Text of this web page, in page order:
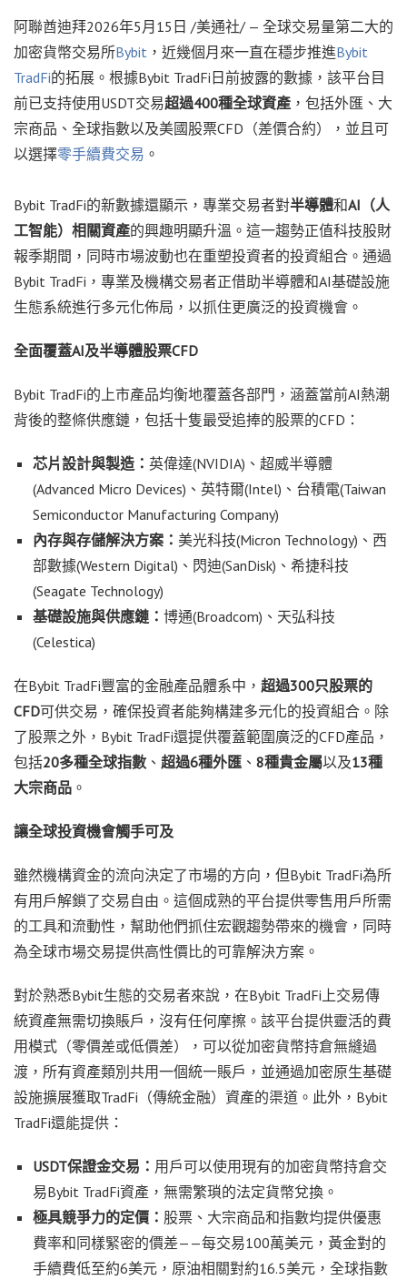
阿聯酋迪拜2026年5月15日 /美通社/ — 全球交易量第二大的
加密貨幣交易所Bybit ，近幾個月來一直在穩步推進Bybit
TradFi的拓展。 根據Bybit TradFi日前披露的數據，該平台目
前已支持使用USDT交易超過400種全球資產 ，包括外匯、大
宗商品、全球指數以及美國股票CFD （差價合約），並且可
以選擇零手續費交易 。
Bybit TradFi的新數據還顯示，專業交易者對半導體和AI（人
工智能）相關資產的興趣明顯升溫。這一趨勢正值科技股財
報季期間，同時市場波動也在重塑投資者的投資組合。通過
Bybit TradFi，專業及機構交易者正借助半導體和AI基礎設施
生態系統進行多元化佈局，以抓住更廣泛的投資機會。
全面覆蓋AI及半導體股票CFD
Bybit TradFi的上市產品均衡地覆蓋各部門，涵蓋當前AI熱潮
背後的整條供應鏈，包括十隻最受追捧的股票的CFD：
芯片設計與製造： 英偉達(NVIDIA)、超威半導體
(Advanced Micro Devices)、英特爾(Intel)、台積電(Taiwan
Semiconductor Manufacturing Company)
內存與存儲解決方案： 美光科技(Micron Technology)、西
部數據(Western Digital)、閃迪(SanDisk)、希捷科技
(Seagate Technology)
基礎設施與供應鏈： 博通(Broadcom)、天弘科技
(Celestica)
在Bybit TradFi豐富的金融產品體系中， 超過300只股票的
CFD可供交易，確保投資者能夠構建多元化的投資組合。除
了股票之外， Bybit TradFi還提供覆蓋範圍廣泛的CFD產品，
包括20多種全球指數 、 超過6種外匯 、 8種貴金屬以及13種
大宗商品 。
讓全球投資機會觸手可及
雖然機構資金的流向決定了市場的方向，但Bybit TradFi為所
有用戶解鎖了交易自由。這個成熟的平台提供零售用戶所需
的工具和流動性，幫助他們抓住宏觀趨勢帶來的機會，同時
為全球市場交易提供高性價比的可靠解決方案。
對於熟悉Bybit生態的交易者來說，在Bybit TradFi上交易傳
統資產無需切換賬戶，沒有任何摩擦。該平台提供靈活的費
用模式（零價差或低價差），可以從加密貨幣持倉無縫過
渡，所有資產類別共用一個統一賬戶，並通過加密原生基礎
設施擴展獲取TradFi（傳統金融）資產的渠道。此外，Bybit
TradFi還能提供：
USDT保證金交易： 用戶可以使用現有的加密貨幣持倉交
易Bybit TradFi資產，無需繁瑣的法定貨幣兌換。
極具競爭力的定價： 股票、大宗商品和指數均提供優惠
費率和同樣緊密的價差——每交易100萬美元，黃金對的
手續費低至約6美元，原油相關對約16.5美元，全球指數